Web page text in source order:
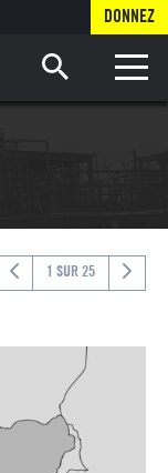
DONNEZ
1 SUR 25